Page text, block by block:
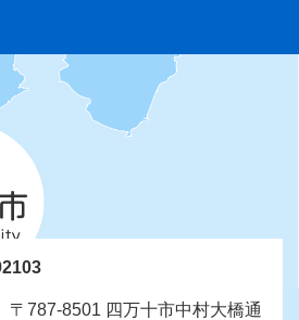
〒787-8501 四万十市中村大橋通